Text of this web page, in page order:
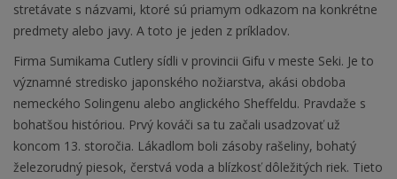
stretávate s názvami, ktoré sú priamym odkazom na konkrétne
predmety alebo javy. A toto je jeden z príkladov.
Firma Sumikama Cutlery sídli v provincii Gifu v meste Seki. Je to
významné stredisko japonského nožiarstva, akási obdoba
nemeckého Solingenu alebo anglického Sheffeldu. Pravdaže s
bohatšou históriou. Prvý kováči sa tu začali usadzovať už
koncom 13. storočia. Lákadlom boli zásoby rašeliny, bohatý
železorudný piesok, čerstvá voda a blízkosť dôležitých riek. Tieto